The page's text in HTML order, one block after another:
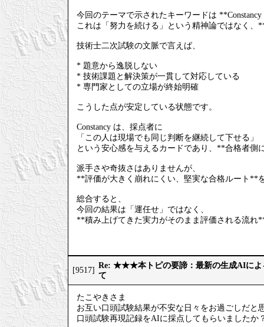
今回のテーマで示されたキーワードは
これは「努力を続ける」という精神論ではなく
技術士二次試験の文脈で言えば、
* 題意から逸脱しない
* 技術課題と解決策が一貫して対応している
* 専門家としての立場が終始明確
こうした点が安定している状態です。
Constancy は、採点者に
「この人は現場でも同じ判断を継続して下せる」
という安心感を与えるカードであり、**合格者側
派手さや奇抜さはありませんが、
**評価が大きく崩れにくい、堅実な合格ルート**
総合すると、
今回の結果は「運任せ」ではなく、
**積み上げてきた実力がそのまま評価される流れ
[9517]
Re: ★★★本トピの要諦：最新の生成AIによ
て
たこやきさま
お互い口頭試験結果が不安な日々をお過ごしだと
口頭試験再現記録をAIに採点してもらいましたか